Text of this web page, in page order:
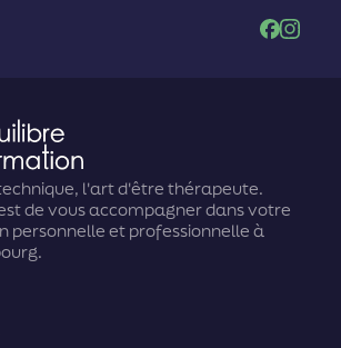
Facebook
l'art d'être thérapeute.
de vous accompagner dans votre
personnelle et professionnelle à